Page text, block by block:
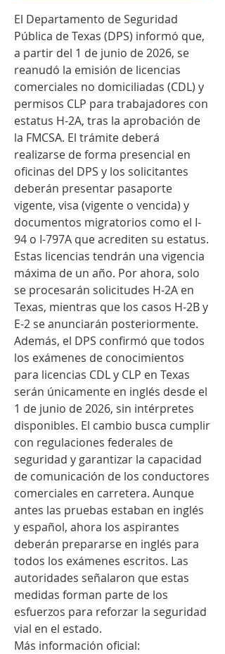
El Departamento de Seguridad
Pública de Texas (DPS) informó que,
a partir del 1 de junio de 2026, se
reanudó la emisión de licencias
comerciales no domiciliadas (CDL) y
permisos CLP para trabajadores con
estatus H-2A, tras la aprobación de
la FMCSA. El trámite deberá
realizarse de forma presencial en
oficinas del DPS y los solicitantes
deberán presentar pasaporte
vigente, visa (vigente o vencida) y
documentos migratorios como el I-
94 o I-797A que acrediten su estatus.
Estas licencias tendrán una vigencia
máxima de un año. Por ahora, solo
se procesarán solicitudes H-2A en
Texas, mientras que los casos H-2B y
E-2 se anunciarán posteriormente.
Además, el DPS confirmó que todos
los exámenes de conocimientos
para licencias CDL y CLP en Texas
serán únicamente en inglés desde el
1 de junio de 2026, sin intérpretes
disponibles. El cambio busca cumplir
con regulaciones federales de
seguridad y garantizar la capacidad
de comunicación de los conductores
comerciales en carretera. Aunque
antes las pruebas estaban en inglés
y español, ahora los aspirantes
deberán prepararse en inglés para
todos los exámenes escritos. Las
autoridades señalaron que estas
medidas forman parte de los
esfuerzos para reforzar la seguridad
vial en el estado.
Más información oficial: